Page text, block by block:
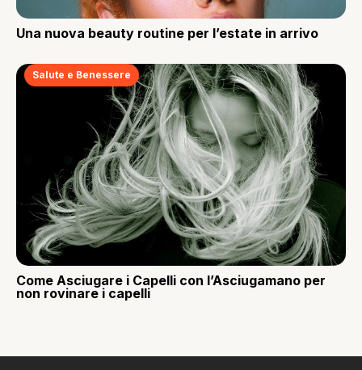
Una nuova beauty routine per l’estate in arrivo
Salute e Benessere
Come Asciugare i Capelli con l’Asciugamano per
non rovinare i capelli